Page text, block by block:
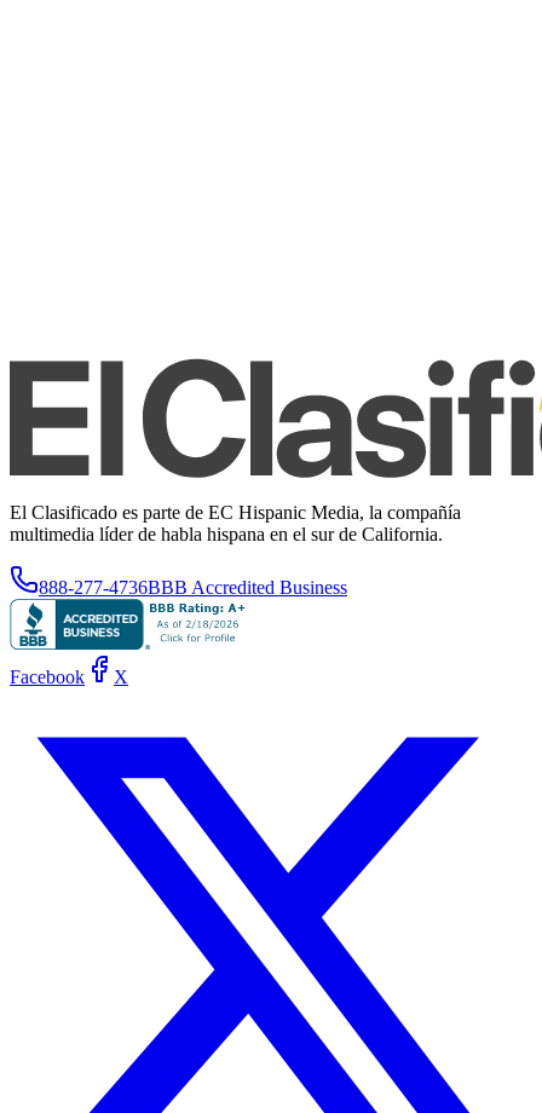
El Clasificado es parte de EC Hispanic Media, la compañía
multimedia líder de habla hispana en el sur de California.
888-277-4736BBB Accredited Business
Facebook X